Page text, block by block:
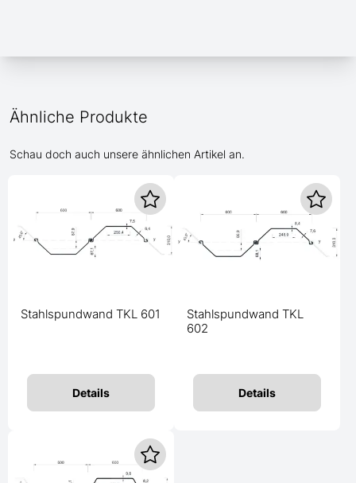
Ähnliche Produkte
Schau doch auch unsere ähnlichen Artikel an.
Stahlspundwand TKL 601
Details
Stahlspundwand TKL
602
Details